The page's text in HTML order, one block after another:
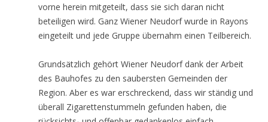
vorne herein mitgeteilt, dass sie sich daran nicht
beteiligen wird. Ganz Wiener Neudorf wurde in Rayons
eingeteilt und jede Gruppe übernahm einen Teilbereich.
Grundsätzlich gehört Wiener Neudorf dank der Arbeit
des Bauhofes zu den saubersten Gemeinden der
Region. Aber es war erschreckend, dass wir ständig und
überall Zigarettenstummeln gefunden haben, die